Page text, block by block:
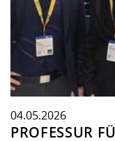
Vorbereitung auf
Checkliste zum
Studien- und
Studienbegleitung
und Physik
Studieren in
Lebenslagen oder
Beratungsangebote
Studentenwerk
Lehren, Forschen
Weiterbilden im
Formulare und
Formulare und
Forschungszentrum
Wissenschaftliche
Prototyping und
Gründung und
Kooperationen und
Kontakt &
Chancengleichheit
Gremien und
Informatik/
Landbau/Umwelt/
Unternehmen
PROFESSUR
04.05.2026